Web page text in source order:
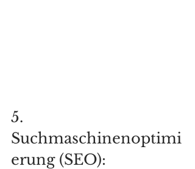
5.
Suchmaschinenoptimi
erung (SEO):